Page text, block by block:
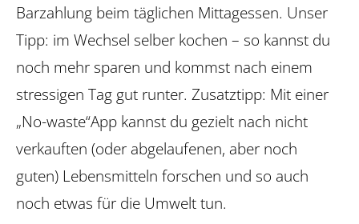
Barzahlung beim täglichen Mittagessen. Unser
Tipp: im Wechsel selber kochen – so kannst du
noch mehr sparen und kommst nach einem
stressigen Tag gut runter. Zusatztipp: Mit einer
„No-waste“App kannst du gezielt nach nicht
verkauften (oder abgelaufenen, aber noch
guten) Lebens­mitteln forschen und so auch
noch etwas für die Umwelt tun.